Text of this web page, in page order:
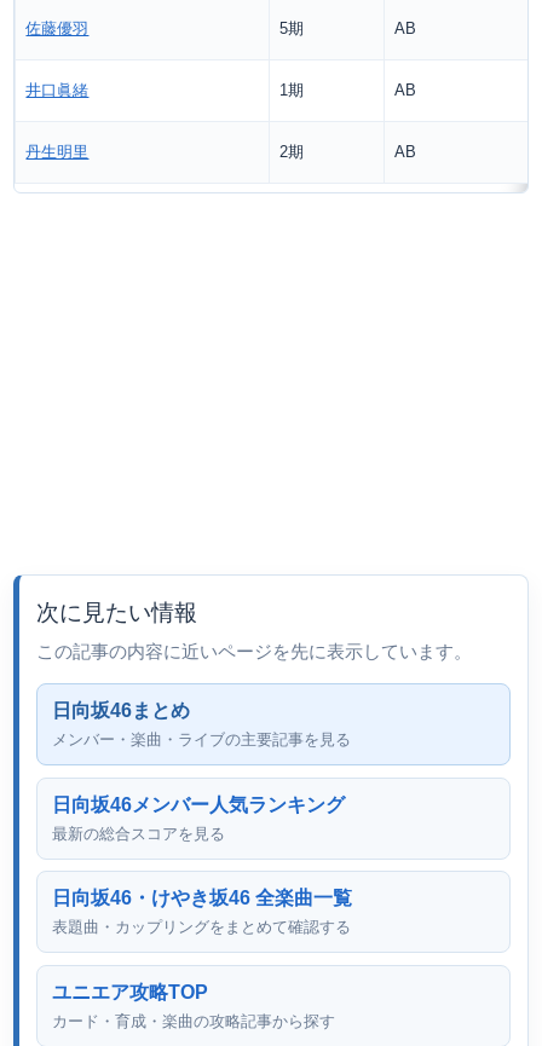
佐藤優羽 5期 AB
井口眞緒 1期 AB
丹生明里 2期 AB
次に見たい情報
この記事の内容に近いページを先に表示しています。
日向坂46まとめ
メンバー・楽曲・ライブの主要記事を見る
日向坂46メンバー人気ランキング
最新の総合スコアを見る
日向坂46・けやき坂46 全楽曲一覧
表題曲・カップリングをまとめて確認する
ユニエア攻略TOP
カード・育成・楽曲の攻略記事から探す